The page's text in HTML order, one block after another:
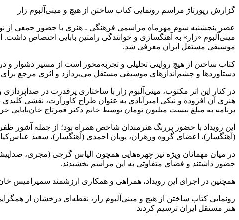
گزارش رپورتاژ مراسم رونمایی کتاب ساختن از هیچ و مینی‌آلبوم زار
عصر پنجشنبه سوم مهرماه مراسمی فرهنگی ـ هنری با حضور جمعی از
مینی‌آلبوم «زار» به آهنگسازی و خوانندگی رامتین بابایی اختصاص
موسیقی مستقل ایران معرفی شد.
کتاب ساختن از هیچ روایتی تحلیلی و تجربه‌محور است از مسیر دشوار و
دستاوردها و چشم‌اندازهای موسیقی مستقل می‌پردازد و اثری مرجع برای
در کنار این اثر مکتوب، مینی‌آلبوم زار با ساختاری پرقدرت در
هنری آن افزوده و نیکی امیرآبادی به عنوان طراح کاورآرت، نقشی
برنامه به مبلغ بیست میلیون تومان توسط خانم دکتر قمرتاج خان‌بابایی
این رویداد با حضور پررنگ هنرمندان شاخص همراه بود؛ از جمله آشور
(آهنگساز)، اعضای گروه ورهران، پویان احمدی (آهنگساز)، سعید
در میان مهمانان ویژه نیز چهره‌هایی همچون الیاس گرجی (مجری،
حضور داشتند و فضای متفاوتی به این مراسم بخشیدند.
همچنین در اجرای این رویداد، همراهی و همکاری ارزشمند سمیرامیس
رونمایی کتاب ساختن از هیچ و مینی‌آلبوم زار، نقطه‌ای درخشان از
هنر مستقل ایران ترسیم کردند